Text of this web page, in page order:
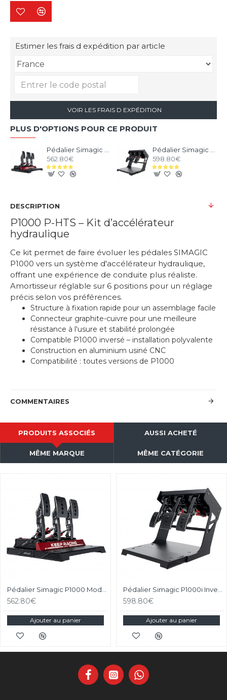
Estimer les frais d expédition par article
VOIR LES FRAIS D EXPÉDITION
PLUS D'OPTIONS POUR CE PRODUIT
Pédalier Simagic P1000 Modulaire - 3 Pédales
562.80€
Pédalier Simagic P1000i Inversé - 3 Pédales Inversées
598.80€
DESCRIPTION
P1000 P-HTS – Kit d’accélérateur
hydraulique
Ce kit permet de faire évoluer les pédales SIMAGIC
P1000 vers un système d'accélérateur hydraulique,
offrant une expérience de conduite plus réaliste.
Amortisseur réglable sur 6 positions pour un réglage
précis selon vos préférences.
Structure à fixation rapide pour un assemblage facile
Connecteur graphite-cuivre pour une meilleure
résistance à l'usure et stabilité prolongée
Compatible P1000 inversé – installation polyvalente
Construction en aluminium usiné CNC
Compatibilité : toutes versions de P1000
COMMENTAIRES
PRODUITS ASSOCIÉS AUSSI ACHETÉ
MÊME MARQUE MÊME CATÉGORIE
562.80€
Ajouter au panier
598.80€
Ajouter au panier